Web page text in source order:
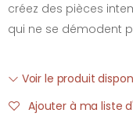
créez des pièces
qui ne se démodent
Voir le produit
Ajouter à ma liste